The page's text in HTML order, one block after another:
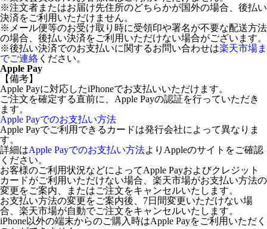
※注文者またはお届け先住所のどちらかが国外の場合、後払い
決済をご利用いただけません。
※メール便等のお受け取り時に受領印や署名が不要な配送方法
の場合、後払い決済をご利用いただけない場合がございます。
※後払い決済でのお支払いに関するお問い合わせは楽天市場ま
でご連絡 ください。
Apple Pay
【備考】
Apple Payに対応したiPhoneでお支払いいただけます。
ご注文を確定する直前に、Apple Payの認証を行っていただき
ます。
Apple Payでのお支払い方法
Apple Payでご利用できるカードは発行会社によって異なりま
す。
詳細はApple Payでのお支払い方法よりAppleのサイトをご確認
ください。
お客様のご利用状況などによってApple Payおよびクレジット
カードがご利用いただけない場合、楽天市場がお支払い方法の
変更をご案内、またはご注文をキャンセルいたします。
お支払い方法の変更をご案内後、7日間変更いただけない場
合、楽天市場が自動でご注文をキャンセルいたします。
iPhone以外の端末からのご購入時はApple Payをご利用いただく